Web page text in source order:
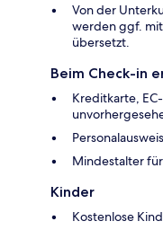
Von der
werden ggf.
übersetzt.
Beim Check-in
Kreditkarte,
Mindestalter
Kinder
Kostenlose